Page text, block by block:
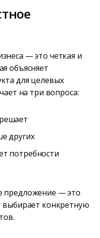
— это четкая и
объясняет
для целевых
на три вопроса:
других
потребности
предложение — это
выбирает конкретную